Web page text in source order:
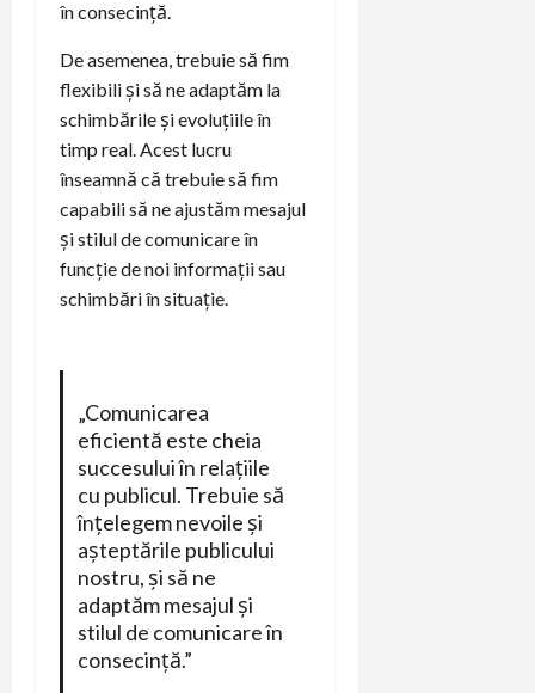
în consecință.
De asemenea, trebuie să fim
flexibili și să ne adaptăm la
schimbările și evoluțiile în
timp real. Acest lucru
înseamnă că trebuie să fim
capabili să ne ajustăm mesajul
și stilul de comunicare în
funcție de noi informații sau
schimbări în situație.
„Comunicarea
eficientă este cheia
succesului în relațiile
cu publicul. Trebuie să
înțelegem nevoile și
așteptările publicului
nostru, și să ne
adaptăm mesajul și
stilul de comunicare în
consecință.”